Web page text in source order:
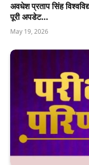
अवधेश प्रताप सिंह
पूरी अपडेट…
May 19, 2026